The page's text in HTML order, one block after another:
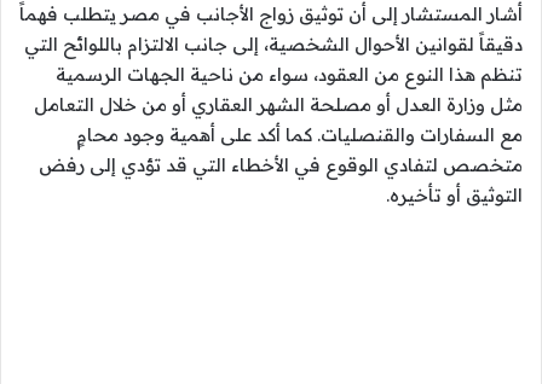
أشار المستشار إلى أن توثيق زواج الأجانب في مصر يتطلب فهماً
دقيقاً لقوانين الأحوال الشخصية، إلى جانب الالتزام باللوائح التي
تنظم هذا النوع من العقود، سواء من ناحية الجهات الرسمية
مثل وزارة العدل أو مصلحة الشهر العقاري أو من خلال التعامل
مع السفارات والقنصليات. كما أكد على أهمية وجود محامٍ
متخصص لتفادي الوقوع في الأخطاء التي قد تؤدي إلى رفض
التوثيق أو تأخيره.